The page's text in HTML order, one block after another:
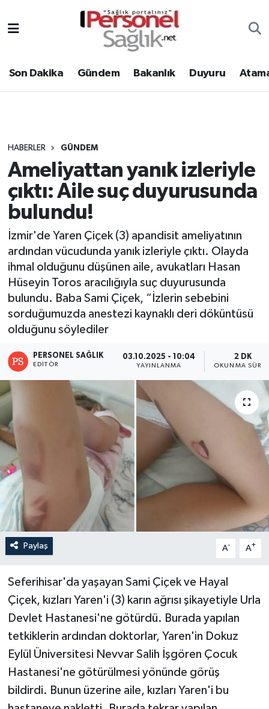
Son Dakika Gündem Bakanlık Duyuru
HABERLER GÜNDEM
Ameliyattan yanık izleriyle
çıktı: Aile suç duyurusunda
bulundu!
İzmir'de Yaren Çiçek (3) apandisit ameliyatının
ardından vücudunda yanık izleriyle çıktı. Olayda
ihmal olduğunu düşünen aile, avukatları Hasan
Hüseyin Toros aracılığıyla suç duyurusunda
bulundu. Baba Sami Çiçek, “İzlerin sebebini
sorduğumuzda anestezi kaynaklı deri döküntüsü
olduğunu söylediler
PERSONEL SAĞLIK
EDITÖR
03.10.2025 - 10:04
YAYINLANMA
2 DK
OKUNMA
Paylaş A- A+
Seferihisar'da yaşayan Sami Çiçek ve Hayal
Çiçek, kızları Yaren'i (3) karın ağrısı şikayetiyle Urla
Devlet Hastanesi'ne götürdü. Burada yapılan
tetkiklerin ardından doktorlar, Yaren'in Dokuz
Eylül Üniversitesi Nevvar Salih İşgören Çocuk
Hastanesi'ne götürülmesi yönünde görüş
bildirdi. Bunun üzerine aile, kızları Yaren'i bu
Gündem
Atamalar
Mevzuat
Sendika
Kpss - Sınav
Nöbetçi Eczaneler
Hava Durumu
Tüm Manşetler
Son Dakika Haberleri
Haber Arşivi